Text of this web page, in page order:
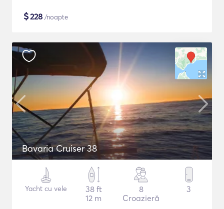
$228 /noapte
Bavaria Cruiser 38
Yacht cu vele
38 ft
12 m
8
Croazieră
3